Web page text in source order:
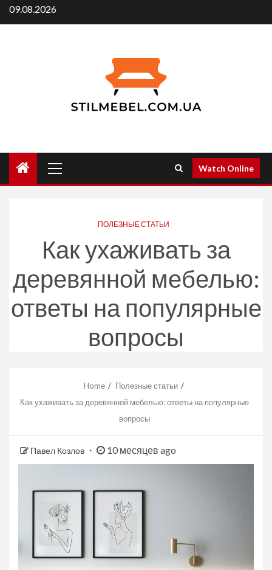
Skip
to
09.08.2026
Menu
Watch Online
ПОЛЕЗНЫЕ СТАТЬИ
Как ухаживать за
деревянной мебелью:
ответы на популярные
вопросы
Home
Полезные статьи
Как ухаживать за деревянной мебелью: ответы на популярные
вопросы
Павел Козлов 10 месяцев ago